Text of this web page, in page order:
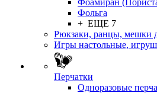
Фоамиран
Фольга
+ ЕЩЕ 7
Рюкзаки, ранцы, мешки
Игры настольные,
Перчатки
Одноразовые